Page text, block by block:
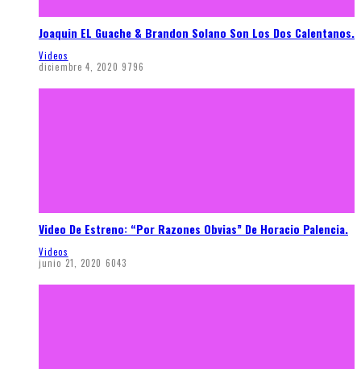
Joaquin EL Guache & Brandon Solano Son Los Dos Calentanos.
Videos
diciembre 4, 2020 9796
Video De Estreno: “Por Razones Obvias” De Horacio Palencia.
Videos
junio 21, 2020 6043